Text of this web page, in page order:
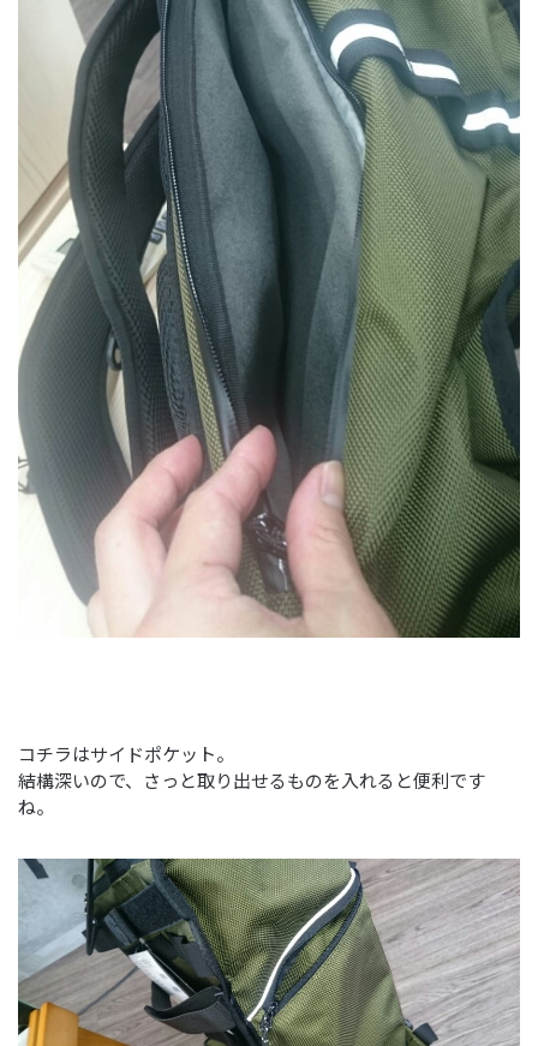
コチラはサイドポケット。
結構深いので、さっと取り出せるものを入れると便利です
ね。